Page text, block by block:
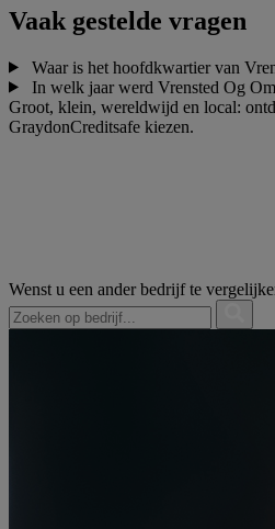
Vaak gestelde vragen
Waar is het hoofdkwartier van
In welk jaar werd Vrensted Og
Groot, klein, wereldwijd en local:
GraydonCreditsafe kiezen.
Wenst u een ander bedrijf te